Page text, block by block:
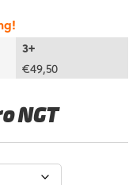
NGT
3+
€49,50